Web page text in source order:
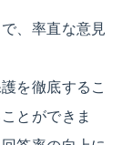
、率直な意見
を徹底するこ
とができま